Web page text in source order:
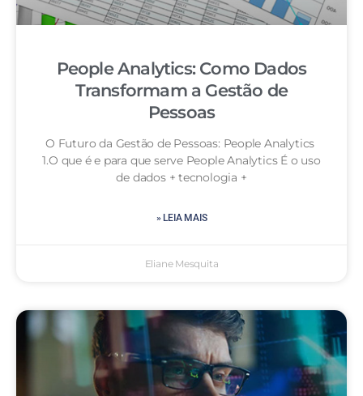
People Analytics: Como Dados
Transformam a Gestão de
Pessoas
O Futuro da Gestão de Pessoas: People Analytics
1.O que é e para que serve People Analytics É o uso
de dados + tecnologia +
» LEIA MAIS
Eliane Mesquita